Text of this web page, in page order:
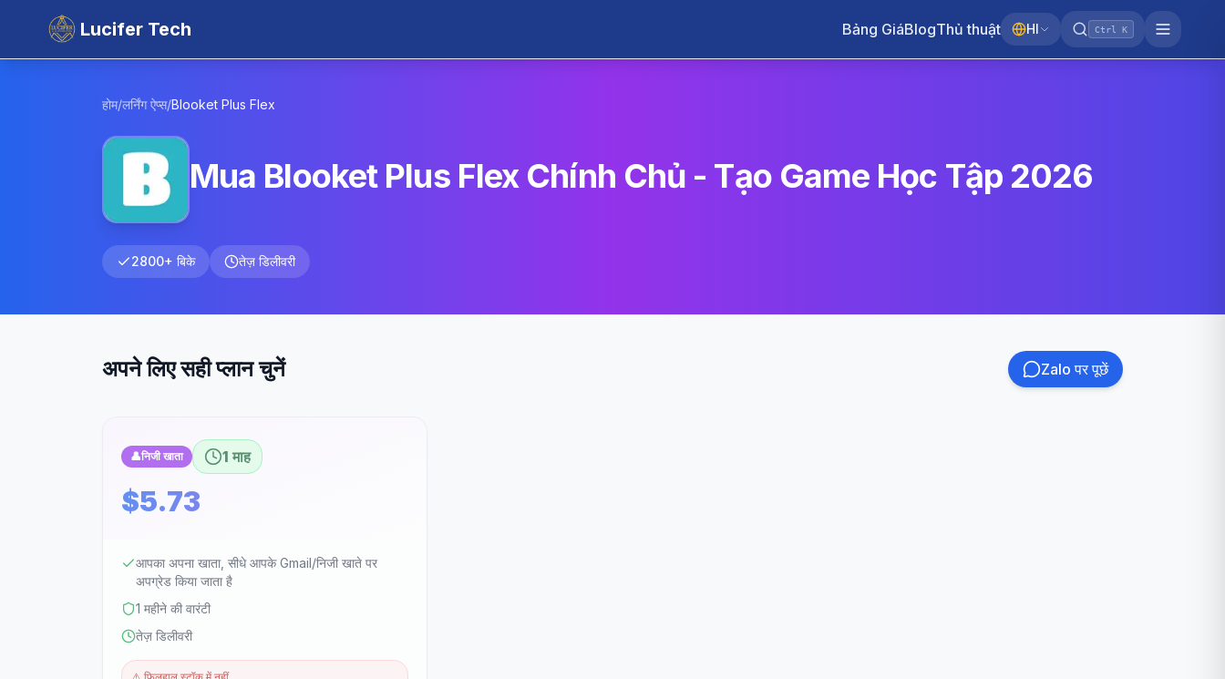
Lucifer Tech Bảng GiáBlogThủ thuật HI Ctrl K
होम/लर्निंग ऐप्स/Blooket Plus Flex
Mua Blooket Plus Flex Chính Chủ - Tạo Game Học Tập 2026
2800+ बिके तेज़ डिलीवरी
अपने लिए सही प्लान चुनें Zalo पर पूछें
👤निजी खाता 1 माह
$5.73
आपका अपना खाता, सीधे आपके Gmail/निजी खाते पर
अपग्रेड किया जाता है
1 महीने की वारंटी
तेज़ डिलीवरी